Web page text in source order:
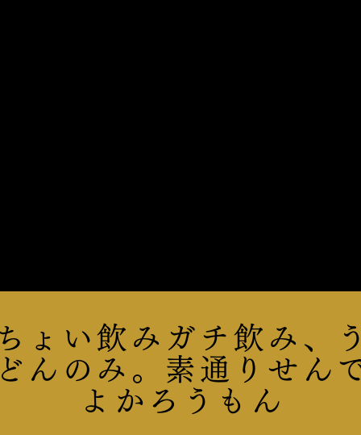
ょい飲みガチ飲み、
んのみ。素通りせん
よかろうもん